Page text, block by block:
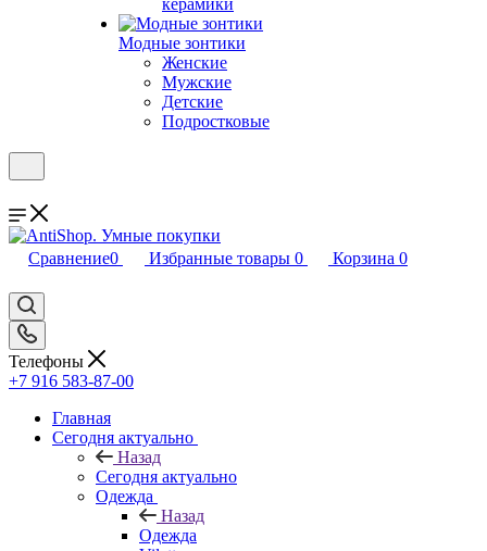
керамики
Модные зонтики
Женские
Мужские
Детские
Подростковые
Сравнение0 Избранные товары 0 Корзина 0
Телефоны
+7 916 583-87-00
Главная
Сегодня актуально
Назад
Сегодня актуально
Одежда
Назад
Одежда